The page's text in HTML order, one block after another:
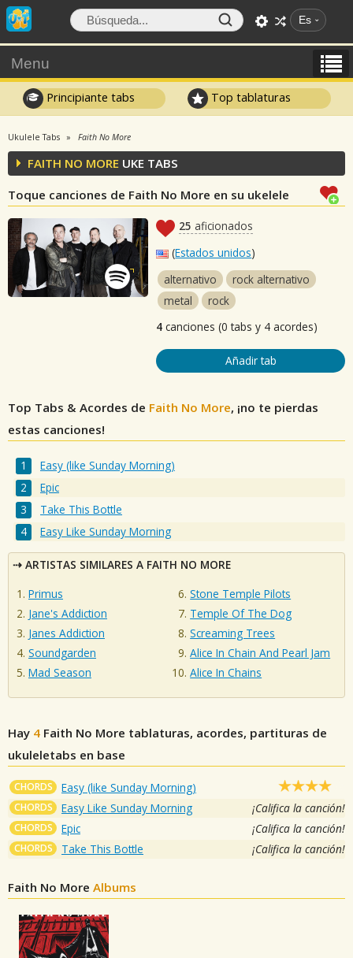
Es
Menu
Principiante tabs Top tablaturas
Ukulele Tabs Faith No More
FAITH NO MORE UKE TABS
Toque canciones de Faith No More en su ukelele
25 aficionados
(Estados unidos)
alternativo
rock alternativo
metal
rock
4 canciones (0 tabs y 4 acordes)
Añadir tab
Top Tabs & Acordes de Faith No More, ¡no te pierdas
estas canciones!
Easy (like Sunday Morning)
Epic
Take This Bottle
Easy Like Sunday Morning
ARTISTAS SIMILARES A FAITH NO MORE
Primus
Jane's Addiction
Janes Addiction
Soundgarden
Mad Season
Stone Temple Pilots
Temple Of The Dog
Screaming Trees
Alice In Chain And Pearl Jam
Alice In Chains
Hay 4 Faith No More tablaturas, acordes, partituras de
ukuleletabs en base
CHORDS Easy (like Sunday Morning)
CHORDS Easy Like Sunday Morning ¡Califica la canción!
CHORDS Epic ¡Califica la canción!
CHORDS Take This Bottle ¡Califica la canción!
Faith No More Albums